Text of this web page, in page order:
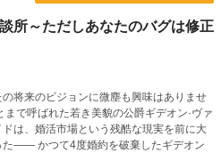
所～ただしあなたのバグは修正
の将来のビジョンに微塵も興味はありませ
ドは、婚活市場という残酷な現実を前に大
棄したギデオン